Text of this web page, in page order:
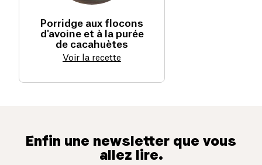
Porridge aux flocons
d'avoine et à la purée
de cacahuètes
Voir la recette
Enfin une newsletter que vous
allez lire.